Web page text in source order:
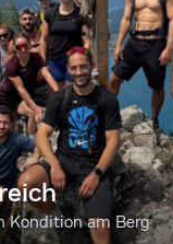
Kondition am Berg